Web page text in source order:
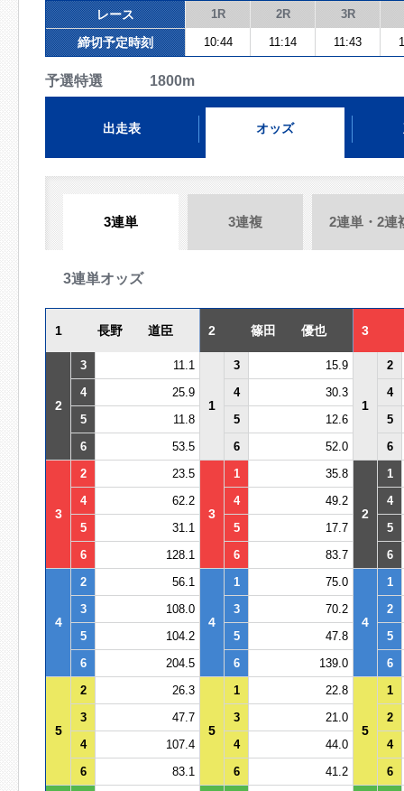
レース 1R 2R 3R
締切予定時刻 10:44 11:14 11:43
予選特選 1800m
出走表 オッズ
3連単 3連複 2連単・2連
3連単オッズ
1 長野 道臣 2 篠田 優也 3
2
3 11.1
1
3 15.9
1
2
4
25.9 4 30.3
4
5
11.8 5 12.6
5
6
53.5 6 52.0 6
3
2 23.5
3
1 35.8
2
1
4
62.2 4 49.2
4
5
31.1 5 17.7
5
6
128.1 6 83.7 6
4
2 56.1
4
1 75.0
4
1
3
108.0 3 70.2
2
5
104.2 5 47.8
5
6
204.5 6 139.0 6
5
2 26.3
5
1 22.8
5
1
3
47.7 3 21.0
2
4
107.4 4 44.0
4
6
83.1 6 41.2 6